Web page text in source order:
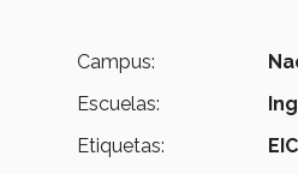
Campus:
Escuelas:
Etiquetas: